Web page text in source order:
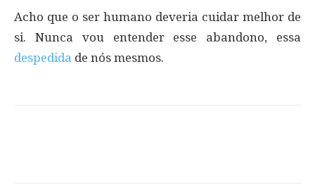
Acho que o ser humano deveria cuidar melhor de
si. Nunca vou entender esse abandono, essa
despedida de nós mesmos.